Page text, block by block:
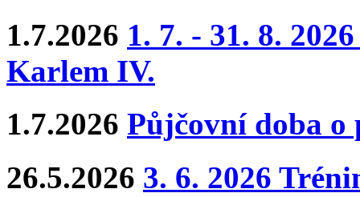
1.7.2026 1. 7. - 31. 8.
Karlem IV.
1.7.2026 Půjčovní doba o
26.5.2026 3. 6. 2026